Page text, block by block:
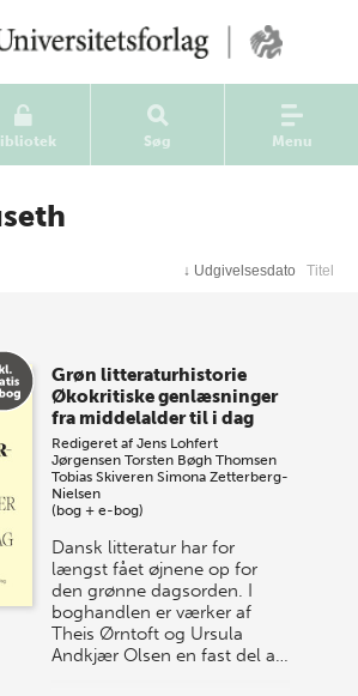
Søg Menu
↓ Udgivelsesdato Titel
Grøn litteraturhistorie
Økokritiske genlæsninger
fra middelalder til i dag
Redigeret afJens Lohfert
Jørgensen Torsten Bøgh Thomsen
Tobias Skiveren Simona Zetterberg-
Nielsen
(bog + e-bog)
Dansk litteratur har for
længst fået øjnene op for
den grønne dagsorden. I
boghandlen er værker af
Theis Ørntoft og Ursula
Andkjær Olsen en fast del a…